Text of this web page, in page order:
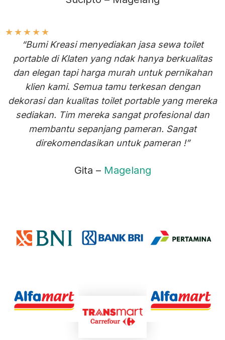
★★★★★
“Bumi Kreasi menyediakan jasa sewa toilet
portable di Klaten yang ndak hanya berkualitas
dan elegan tapi harga murah untuk pernikahan
klien kami. Semua tamu terkesan dengan
dekorasi dan kualitas toilet portable yang mereka
sediakan. Tim mereka sangat profesional dan
membantu sepanjang pameran. Sangat
direkomendasikan untuk pameran !”
Gita – Magelang